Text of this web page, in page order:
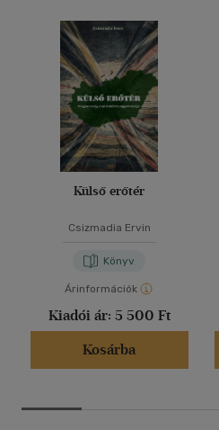
Külső erőtér
Csizmadia Ervin
Könyv
Árinformációk
Kiadói ár: 5 500 Ft
Kosárba